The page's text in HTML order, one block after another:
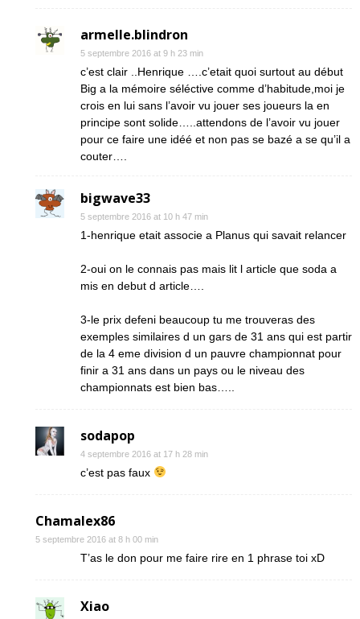
armelle.blindron
5 septembre 2016 at 9 h 23 min
c’est clair ..Henrique ….c’etait quoi surtout au début
Big a la mémoire séléctive comme d’habitude,moi je
crois en lui sans l’avoir vu jouer ses joueurs la en
principe sont solide…..attendons de l’avoir vu jouer
pour ce faire une idéé et non pas se bazé a se qu’il a
couter….
bigwave33
5 septembre 2016 at 10 h 47 min
1-henrique etait associe a Planus qui savait relancer
2-oui on le connais pas mais lit l article que soda a
mis en debut d article….
3-le prix defeni beaucoup tu me trouveras des
exemples similaires d un gars de 31 ans qui est partir
de la 4 eme division d un pauvre championnat pour
finir a 31 ans dans un pays ou le niveau des
championnats est bien bas…..
sodapop
4 septembre 2016 at 17 h 28 min
c’est pas faux
Chamalex86
5 septembre 2016 at 8 h 00 min
T’as le don pour me faire rire en 1 phrase toi xD
Xiao